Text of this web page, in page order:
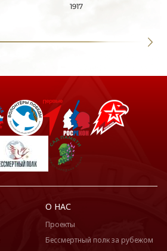
1917
О НАС
Проекты
Бессмертный полк за рубежом